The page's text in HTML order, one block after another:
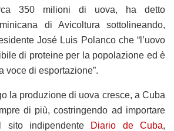
350 milioni di uova, ha detto
di Avicoltura sottolineando,
José Luis Polanco che “l’uovo
di proteine per la popolazione ed è
voce di esportazione”.
la produzione di uova cresce, a Cuba
di più, costringendo ad importare
sito indipendente
Diario de Cuba,